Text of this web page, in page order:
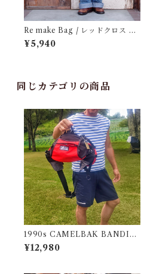
Re make Bag / レッドクロス タ
イプ リメイク バック
¥5,940
同じカテゴリの商品
1990s CAMELBAK BANDID
O Waist Porch Good Conditio
n Made in USA / オールド アウ
¥12,980